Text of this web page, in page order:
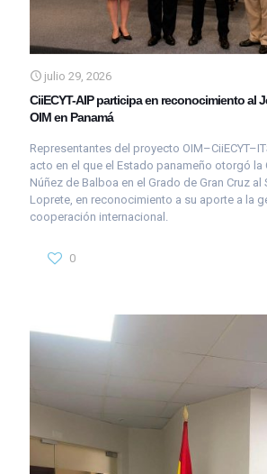
julio 29, 2026
CiiECYT-AIP participa en reconocimiento al
OIM en Panamá
Representantes del proyecto
acto en el que el Estado panameño otorgó la
Núñez de Balboa en el Grado de Gran Cruz al
Loprete, en reconocimiento a su aporte a la
cooperación internacional.
0